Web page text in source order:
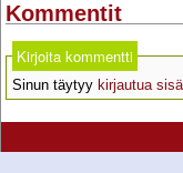
Kommentit
Kirjoita kommentti
Sinun täytyy kirjautua